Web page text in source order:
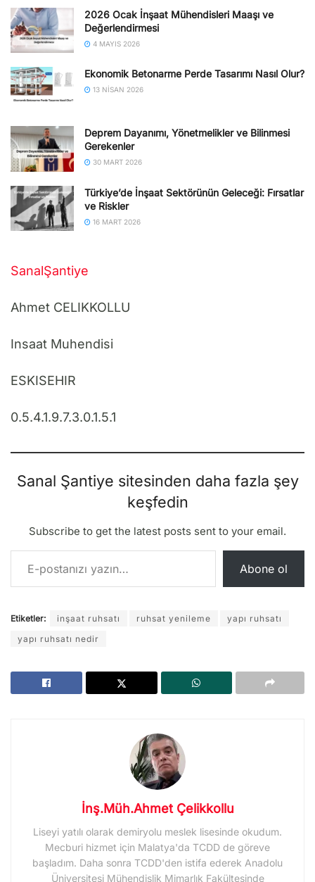
2026 Ocak İnşaat Mühendisleri Maaşı ve
Değerlendirmesi
4 MAYIS 2026
Ekonomik Betonarme Perde Tasarımı Nasıl Olur?
13 NISAN 2026
Deprem Dayanımı, Yönetmelikler ve Bilinmesi
Gerekenler
30 MART 2026
Türkiye’de İnşaat Sektörünün Geleceği: Fırsatlar
ve Riskler
16 MART 2026
SanalŞantiye
Ahmet CELIKKOLLU
Insaat Muhendisi
ESKISEHIR
0.5.4.1.9.7.3.0.1.5.1
Sanal Şantiye sitesinden daha fazla şey
keşfedin
Subscribe to get the latest posts sent to your email.
E-postanızı yazın…
Abone ol
Etiketler: inşaat ruhsatı ruhsat yenileme
yapı ruhsatı
yapı ruhsatı nedir
İnş.Müh.Ahmet Çelikkollu
Liseyi yatılı olarak demiryolu meslek lisesinde okudum.
Mecburi hizmet için Malatya'da TCDD de göreve
başladım. Daha sonra TCDD'den istifa ederek Anadolu
Üniversitesi Mühendislik Mimarlık Fakültesinde